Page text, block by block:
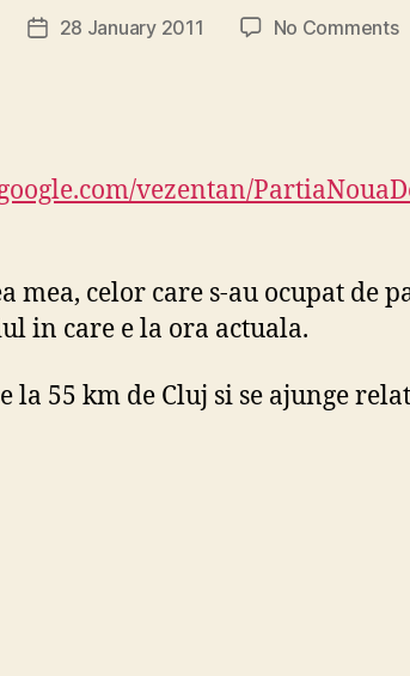
Post28 January 2011 No Comments
vezentan/
mea, celor care s-au ocupat de
in care e la ora actuala.
la 55 km de Cluj si se ajunge